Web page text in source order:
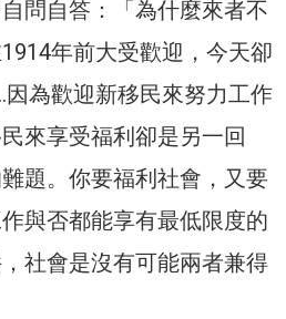
問自答：「為什麼來者不
年前大受歡迎，今天卻
為歡迎新移民來努力工作
來享受福利卻是另一回
題。你要福利社會，又要
與否都能享有最低限度的
社會是沒有可能兩者兼得